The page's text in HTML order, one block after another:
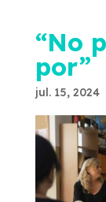
“No
por”
jul. 15, 2024